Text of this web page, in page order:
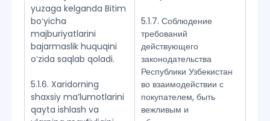
yuzaga kelganda Bitim
boʻyicha
majburiyatlarini
bajarmaslik huquqini
oʻzida saqlab qoladi.
5.1.6. Xaridorning
shaxsiy maʼlumotlarini
qayta ishlash va
5.1.7. Соблюдение
требований
действующего
законодательства
Республики Узбекистан
во взаимодействии с
покупателем, быть
вежливым и